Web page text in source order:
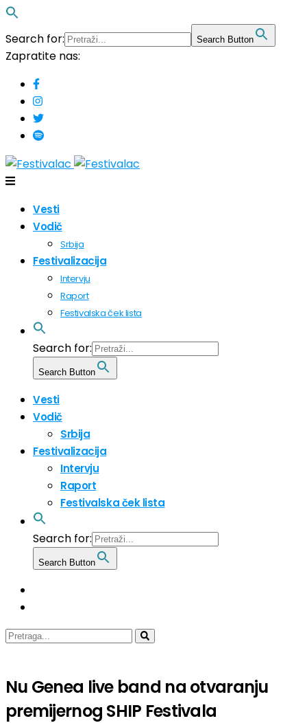
Search for: Search Button
Zapratite nas:
Vesti
Vodič
Srbija
Festivalizacija
Intervju
Raport
Festivalska ček lista
Search for:
Search Button
Vesti
Vodič
Srbija
Festivalizacija
Intervju
Raport
Festivalska ček lista
Search for:
Search Button
Nu Genea live band na otvaranju
premijernog SHIP Festivala